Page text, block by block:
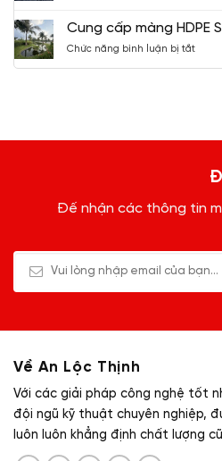
cấp
màng
HDPE
Cung cấp màng HDPE
Chức năng bình luận bị tắtở
Đế nhận các thông tin
Về An Lộc Thịnh
Với các giải pháp công nghệ tốt
đội ngũ kỹ thuật chuyên nghiệp,
luôn luôn khẳng định chất lượng